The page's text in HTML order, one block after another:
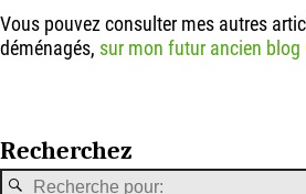
Vous pouvez consulter mes autres
déménagés, sur mon futur ancien blog
Recherchez